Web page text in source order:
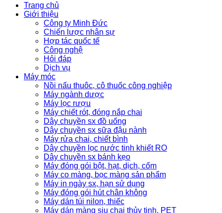
Trang chủ
Giới thiệu
Công ty Minh Đức
Chiến lược nhân sự
Hợp tác quốc tế
Công nghệ
Hỏi đáp
Dịch vụ
Máy móc
Nồi nấu thuôc, cô thuốc công nghiệp
Máy ngành dược
Máy lọc rượu
Máy chiết rót, đóng nắp chai
Dây chuyền sx đồ uống
Dây chuyền sx sữa đậu nành
Máy rửa chai, chiết bình
Dây chuyền lọc nước tinh khiết RO
Dây chuyền sx bánh kẹo
Máy đóng gói bột, hạt, dịch, cốm
Máy co màng, bọc màng sản phẩm
Máy in ngày sx, hạn sử dụng
Máy đóng gói hút chân không
Máy dán túi nilon, thiếc
Máy dán màng siu chai thủy tinh, PET